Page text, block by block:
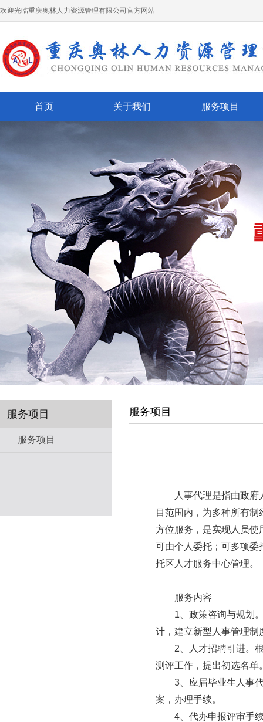
欢迎光临重庆奥林人力资源管理有限公司官方网站
首页 关于我们 服务项目
服务项目
服务项目
服务项目
人事代理是指由政府人
目范围内，为多种所有
方位服务，是实现人员使
可由个人委托；可多项委
托区人才服务中心管理。
服务内容
1、政策咨询与规划。
计，建立新型人事管理制
2、人才招聘引进。根
测评工作，提出初选名单
3、应届毕业生人事代
案，办理手续。
4、代办申报评审手续